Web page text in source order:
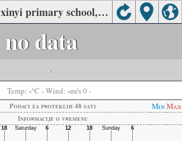
Kvalitet zraka za xinyi primary school, Bazhong
no data
-
Temp: -°C - Wind: -m/s 0 -
Podaci za proteklih 48 sati MinMax
Informacije o vremenu